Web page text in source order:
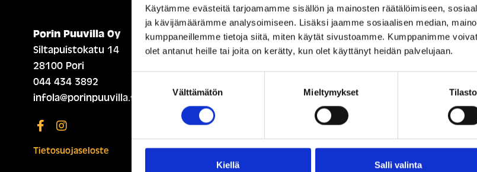
Käytämme evästeitä tarjoamamme sisällön ja mainosten räätälöimiseen,
ja kävijämäärämme analysoimiseen. Lisäksi jaamme sosiaalisen median,
kumppaneillemme tietoja siitä, miten käytät sivustoamme. Kumppanimme
olet antanut heille tai joita on kerätty, kun olet käyttänyt heidän palvelujaan.
Välttämätön Mieltymykset
Kiellä Salli valinta
Porin Puuvilla Oy
Siltapuistokatu 14
28100 Pori
044 434 3892
infola@porinpuuvilla.fi
Tietosuojaseloste
ETUSIVU (ENGLISH)